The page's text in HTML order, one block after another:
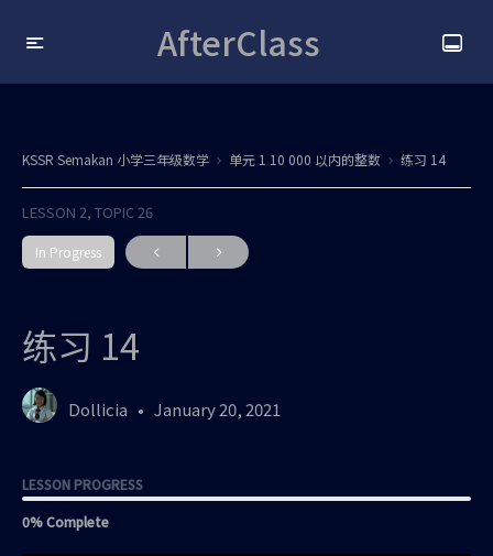
AfterClass
KSSR Semakan 小学三年级数学 单元 1 10 000 以内的整数 练习 14
LESSON 2, TOPIC 26
In Progress
练习 14
Dollicia January 20, 2021
LESSON PROGRESS
0% Complete